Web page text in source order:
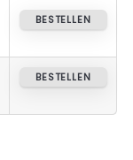
BESTELLEN
BESTELLEN